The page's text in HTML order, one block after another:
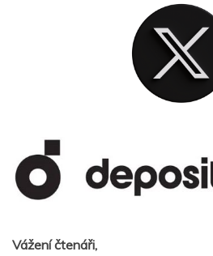
Vážení čtenáři,